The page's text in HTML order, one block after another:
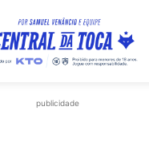
publicidade